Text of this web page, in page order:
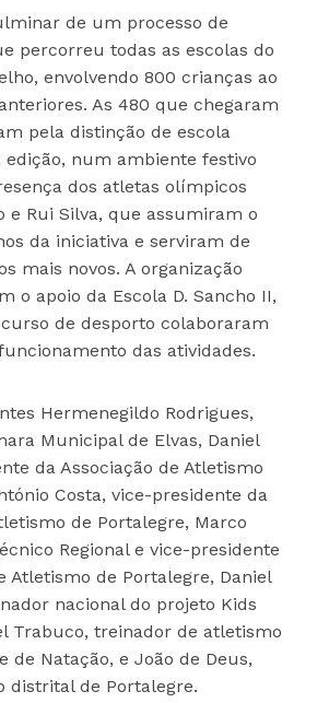
de um processo de
percorreu todas as escolas do
envolvendo 800 crianças ao
As 480 que chegaram
pela distinção de escola
edição, num ambiente festivo
dos atletas olímpicos
e Rui Silva, que assumiram o
da iniciativa e serviram de
mais novos. A organização
o apoio da Escola D. Sancho II,
de desporto colaboraram
das atividades.
Hermenegildo Rodrigues,
Municipal de Elvas, Daniel
da Associação de Atletismo
Costa, vice-presidente da
de Portalegre, Marco
Regional e vice-presidente
Atletismo de Portalegre, Daniel
nacional do projeto Kids
Trabuco, treinador de atletismo
de Natação, e João de Deus,
distrital de Portalegre.